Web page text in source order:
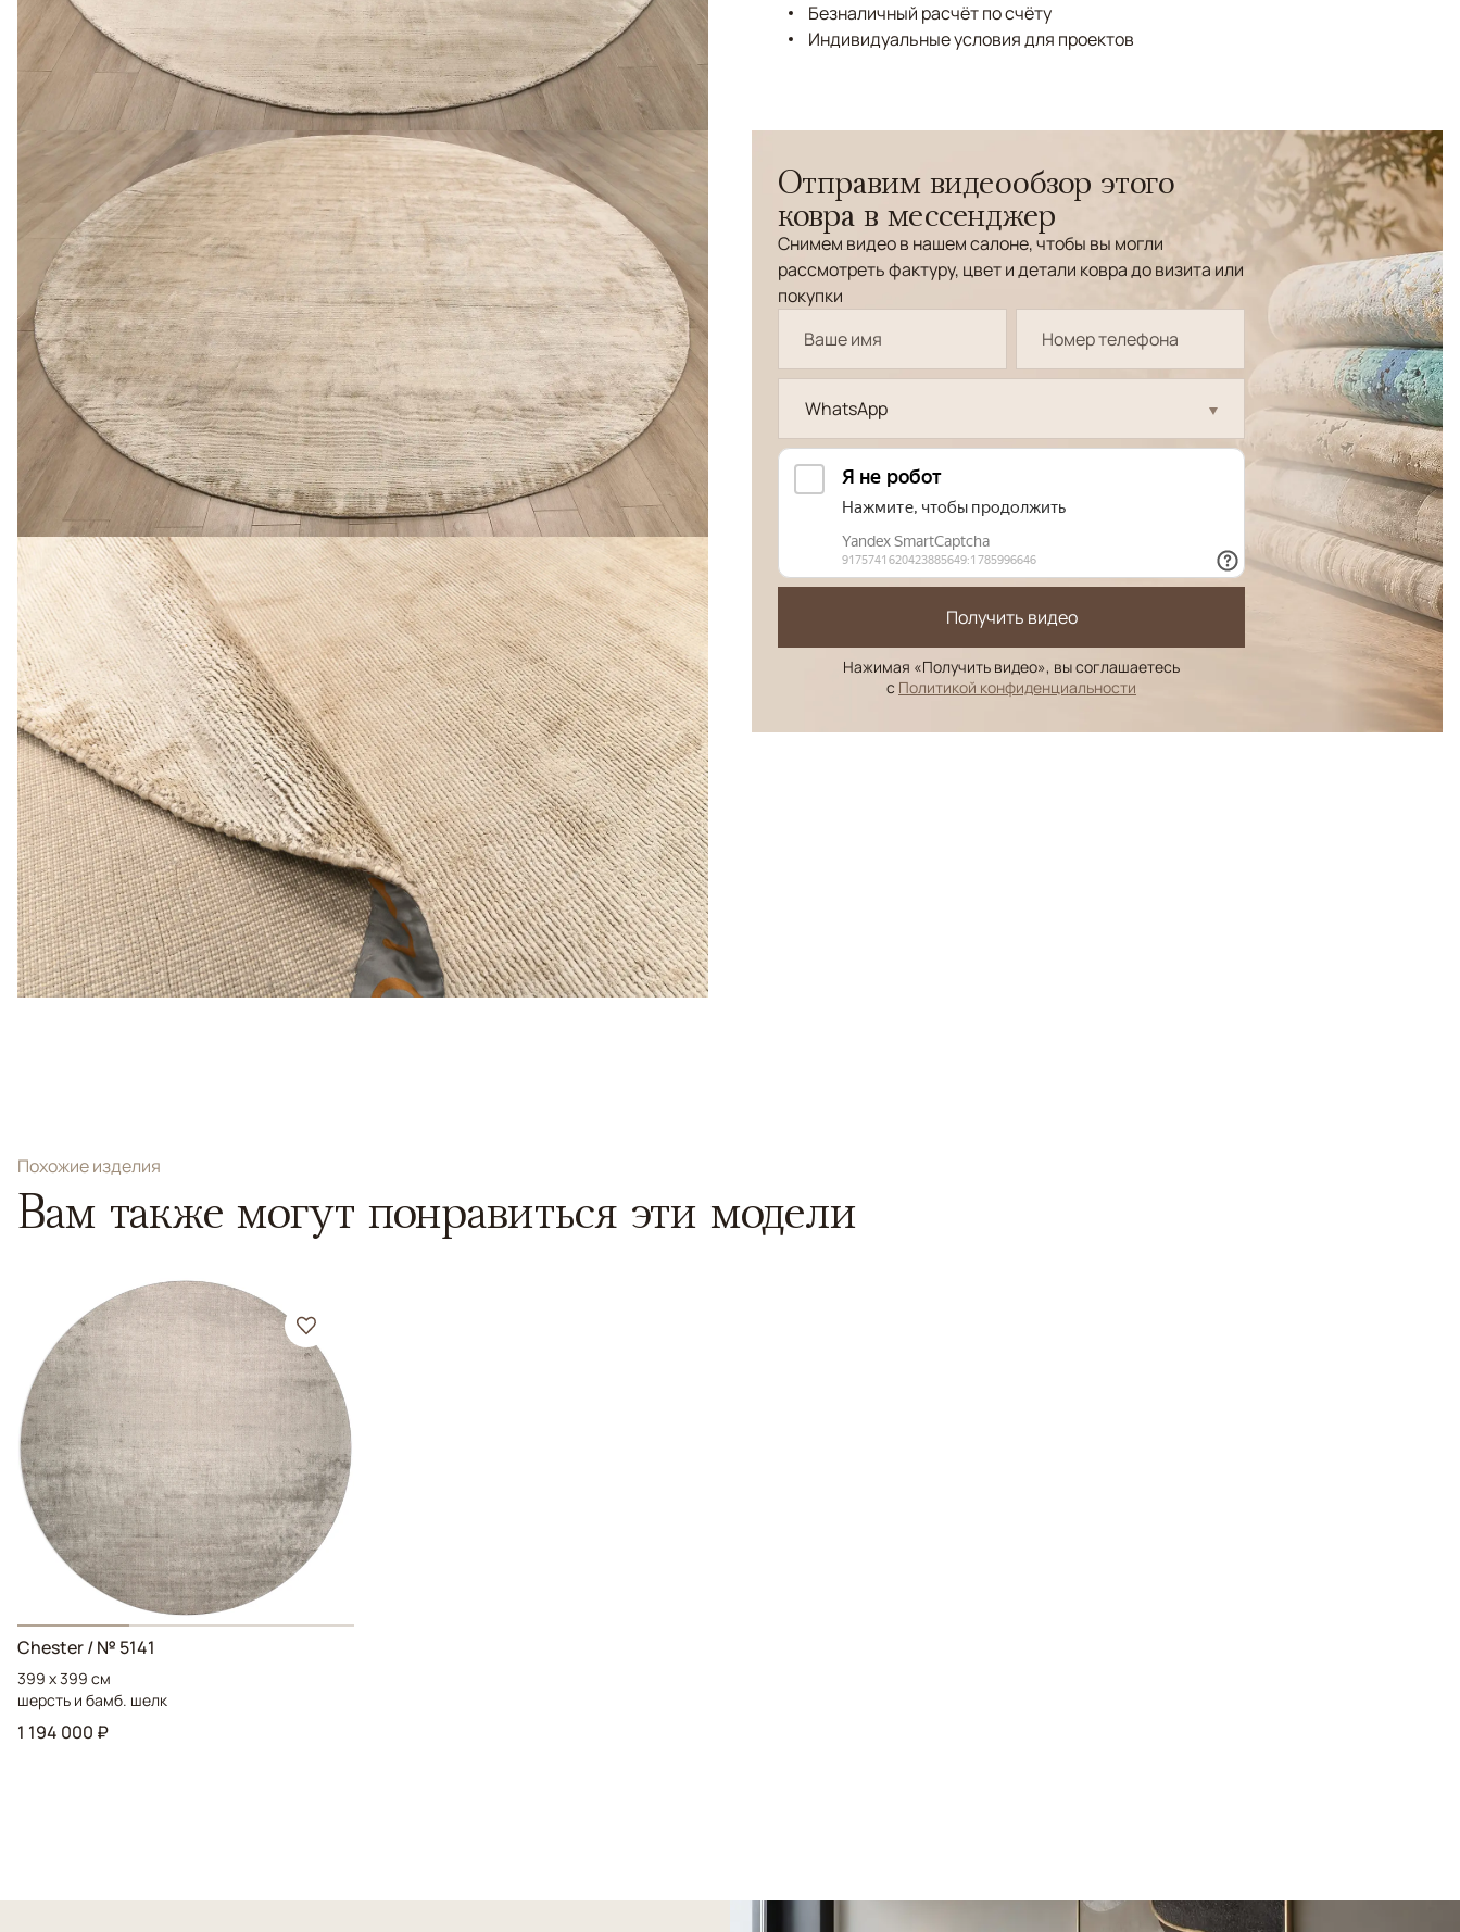
Безналичный расчёт по счёту
Индивидуальные условия для проектов
Отправим видеообзор этого
ковра в мессенджер
Снимем видео в нашем салоне, чтобы вы могли
рассмотреть фактуру, цвет и детали ковра до визита или
покупки
WhatsApp
Получить видео
Нажимая «Получить видео», вы соглашаетесь
с Политикой конфиденциальности
Похожие изделия
Вам также могут понравиться эти модели
Chester / № 5141
399 x 399 см
шерсть и бамб. шелк
1 194 000 ₽